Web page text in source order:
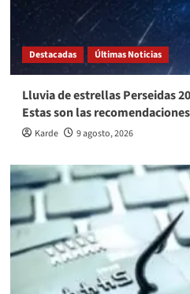
Destacadas Últimas Noticias
Lluvia de estrellas Perseidas
Estas son las
Karde 9 agosto, 2026